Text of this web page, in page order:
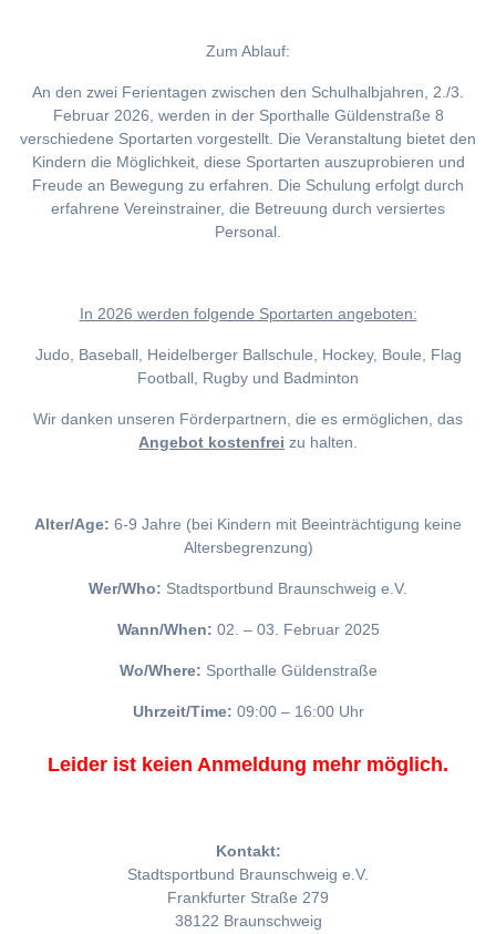
Zum Ablauf:
An den zwei Ferientagen zwischen den Schulhalbjahren, 2./3.
Februar 2026, werden in der Sporthalle Güldenstraße 8
verschiedene Sportarten vorgestellt. Die Veranstaltung bietet den
Kindern die Möglichkeit, diese Sportarten auszuprobieren und
Freude an Bewegung zu erfahren. Die Schulung erfolgt durch
erfahrene Vereinstrainer, die Betreuung durch versiertes
Personal.
In 2026 werden folgende Sportarten angeboten:
Judo, Baseball, Heidelberger Ballschule, Hockey, Boule, Flag
Football, Rugby und Badminton
Wir danken unseren Förderpartnern, die es ermöglichen, das
Angebot kostenfrei zu halten.
Alter/Age: 6-9 Jahre (bei Kindern mit Beeinträchtigung keine
Altersbegrenzung)
Wer/Who: Stadtsportbund Braunschweig e.V.
Wann/When: 02. – 03. Februar 2025
Wo/Where: Sporthalle Güldenstraße
Uhrzeit/Time: 09:00 – 16:00 Uhr
Leider ist keien Anmeldung mehr möglich.
Kontakt:
Stadtsportbund Braunschweig e.V.
Frankfurter Straße 279
38122 Braunschweig